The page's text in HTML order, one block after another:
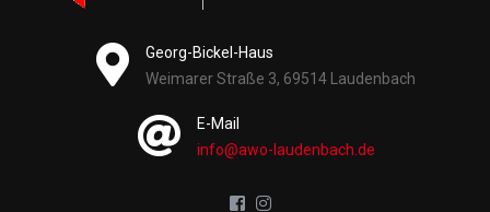
Georg-Bickel-Haus
Weimarer Straße 3, 69514 Laudenbach
E-Mail
info@awo-laudenbach.de